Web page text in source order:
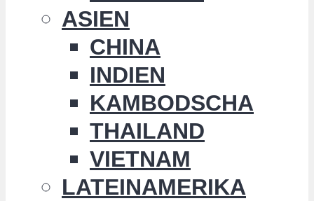
ASIEN
CHINA
INDIEN
KAMBODSCHA
THAILAND
VIETNAM
LATEINAMERIKA